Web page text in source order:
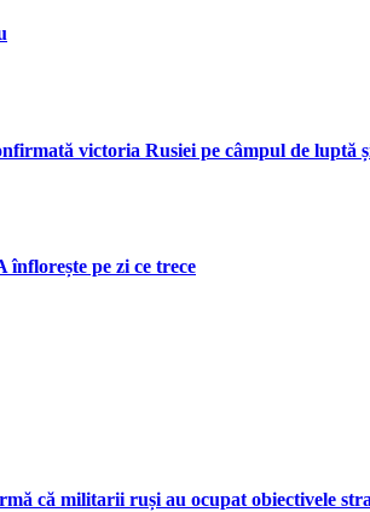
victoria Rusiei pe câmpul de luptă
pe zi ce trece
că militarii ruși au ocupat obiectivele